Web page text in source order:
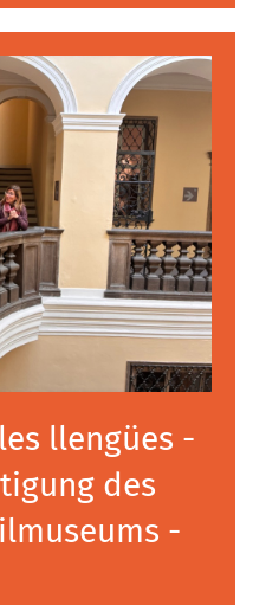
llengües -
des
-